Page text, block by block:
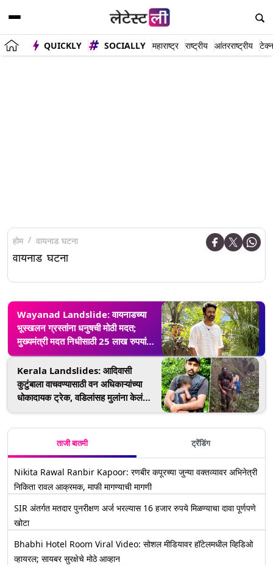
QUICKLY SOCIALLY महाराष्ट्र राष्ट्रीय आंतरराष्ट्रीय
होम वायनाड घटना
वायनाड घटना
Wayanad Landslide: वायनाडच्या
भूस्खलन ग्रस्तांना धनुषची मोठी मदत;
मुख्यमंत्री मदत निधीसाठी 25 लाख रुपयांची
देणगी
Kerala Landslides: आदिवासी
कुटुंबाला वाचवण्यासाठी वन अधिकाऱ्यांच्या
धोकादायक ट्रेक, वडिलांसह मुलांना केलं
ताजी बातमी ट्रेंडिंग
Nikita Rawal Ranbir Kapoor: रणबीर कपूरच्या जुन्या वक्तव्यावर अभिनेत्री
निकिता रावल आक्रमक, माफी मागण्याची मागणी
SIR अंतर्गत मतदार पुनरीक्षण अर्ज भरल्यास 16 हजार रुपये मिळण्याचा दावा पूर्णपणे
खोटा
Bhabhi Hotel Room Viral Video: सोशल मीडियावर हॉटेलमधील व्हिडिओ
व्हायरल; सायबर सुरक्षेचे मोठे आव्हान